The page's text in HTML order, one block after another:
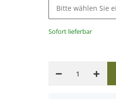
Sofort lieferbar
Bitte wählen Sie